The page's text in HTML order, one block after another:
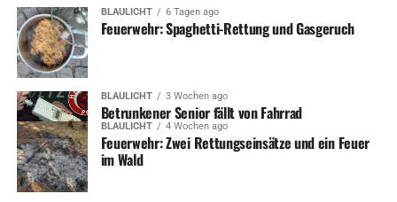
BLAULICHT 6 Tagen ago
Feuerwehr: Spaghetti-Rettung und Gasgeruch
BLAULICHT 3 Wochen ago
Betrunkener Senior fällt von Fahrrad
BLAULICHT 4 Wochen ago
Feuerwehr: Zwei Rettungseinsätze und ein Feuer
im Wald